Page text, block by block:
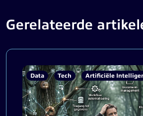
Gerelateerde
Data Tech Artificiële